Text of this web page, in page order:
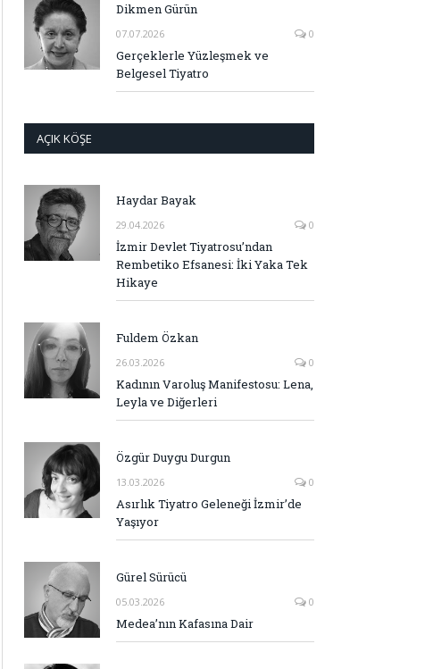
Dikmen Gürün
07.07.2026 0
Gerçeklerle Yüzleşmek ve
Belgesel Tiyatro
AÇIK KÖŞE
Haydar Bayak
29.04.2026 0
İzmir Devlet Tiyatrosu’ndan
Rembetiko Efsanesi: İki Yaka Tek
Hikaye
Fuldem Özkan
26.03.2026 0
Kadının Varoluş Manifestosu: Lena,
Leyla ve Diğerleri
Özgür Duygu Durgun
13.03.2026 0
Asırlık Tiyatro Geleneği İzmir’de
Yaşıyor
Gürel Sürücü
05.03.2026 0
Medea’nın Kafasına Dair